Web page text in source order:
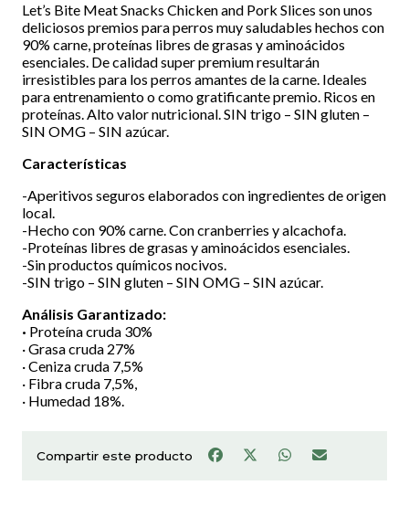
Let’s Bite Meat Snacks Chicken and Pork Slices son unos
deliciosos premios para perros muy saludables hechos con
90% carne, proteínas libres de grasas y aminoácidos
esenciales. De calidad super premium resultarán
irresistibles para los perros amantes de la carne. Ideales
para entrenamiento o como gratificante premio. Ricos en
proteínas. Alto valor nutricional. SIN trigo – SIN gluten –
SIN OMG – SIN azúcar.
Características
-Aperitivos seguros elaborados con ingredientes de origen
local.
-Hecho con 90% carne. Con cranberries y alcachofa.
-Proteínas libres de grasas y aminoácidos esenciales.
-Sin productos químicos nocivos.
-SIN trigo – SIN gluten – SIN OMG – SIN azúcar.
Análisis Garantizado:
· Proteína cruda 30%
· Grasa cruda 27%
· Ceniza cruda 7,5%
· Fibra cruda 7,5%,
· Humedad 18%.
Compartir este producto